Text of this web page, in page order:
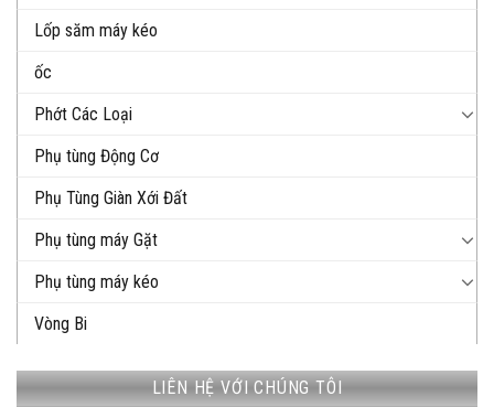
Lốp săm máy kéo
ốc
Phớt Các Loại
Phụ tùng Động Cơ
Phụ Tùng Giàn Xới Đất
Phụ tùng máy Gặt
Phụ tùng máy kéo
Vòng Bi
LIÊN HỆ VỚI CHÚNG TÔI